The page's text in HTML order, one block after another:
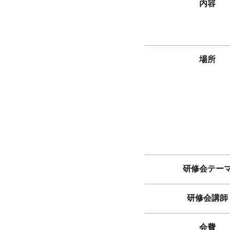
内容
場所
研修会テー
研修会講師
会費